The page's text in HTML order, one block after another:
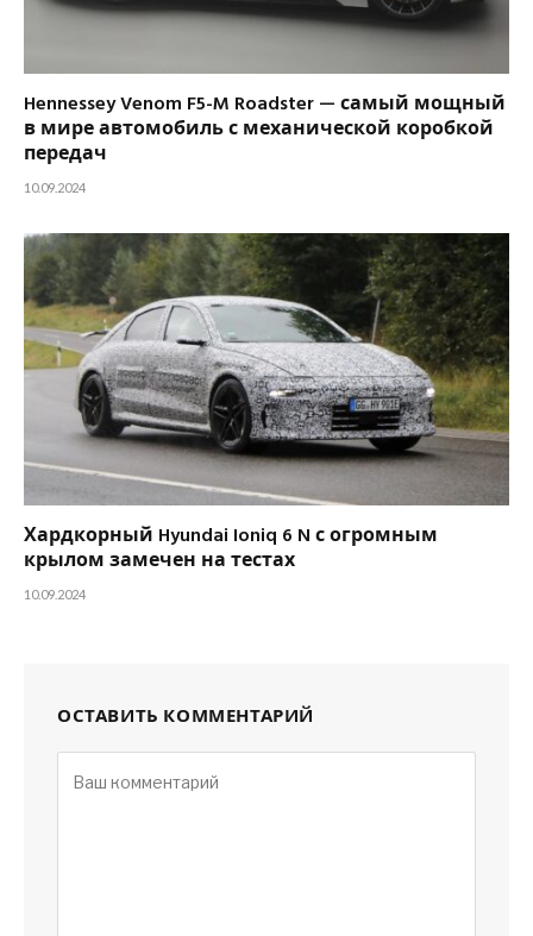
Hennessey Venom F5-M Roadster — самый мощный
в мире автомобиль с механической коробкой
передач
10.09.2024
Хардкорный Hyundai Ioniq 6 N с огромным
крылом замечен на тестах
10.09.2024
ОСТАВИТЬ КОММЕНТАРИЙ